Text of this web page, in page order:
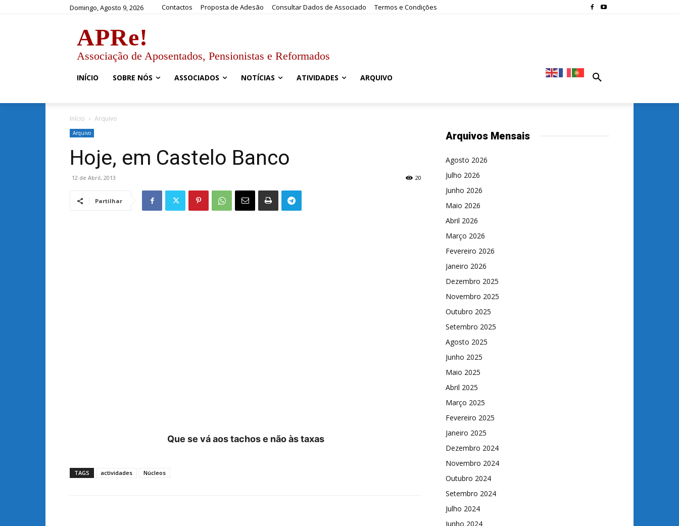
Domingo, Agosto 9, 2026 Contactos Proposta de Adesão Consultar Dados de Associado Termos e Condições
APRe!
Associação de Aposentados, Pensionistas e Reformados
INÍCIO SOBRE NÓS ASSOCIADOS NOTÍCIAS ATIVIDADES ARQUIVO
Início Arquivo
Arquivo
Hoje, em Castelo Banco
12 de Abril, 2013 20
Partilhar
Que se vá aos tachos e não às taxas
TAGS actividades Núcleos
Arquivos Mensais
Agosto 2026
Julho 2026
Junho 2026
Maio 2026
Abril 2026
Março 2026
Fevereiro 2026
Janeiro 2026
Dezembro 2025
Novembro 2025
Outubro 2025
Setembro 2025
Agosto 2025
Junho 2025
Maio 2025
Abril 2025
Março 2025
Fevereiro 2025
Janeiro 2025
Dezembro 2024
Novembro 2024
Outubro 2024
Setembro 2024
Julho 2024
Junho 2024